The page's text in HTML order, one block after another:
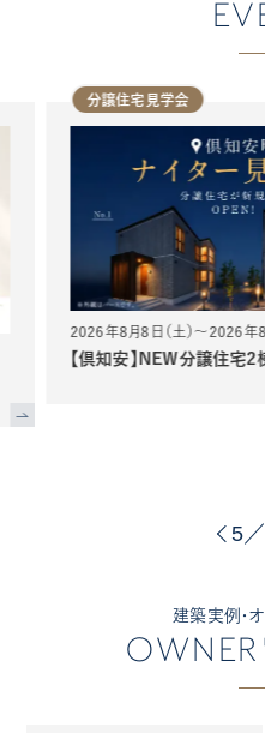
住宅見学会
8月8日（土）～2026年8月30日（日）
安】NEW分譲住宅2棟完成ナイタ
6／
建築実例・